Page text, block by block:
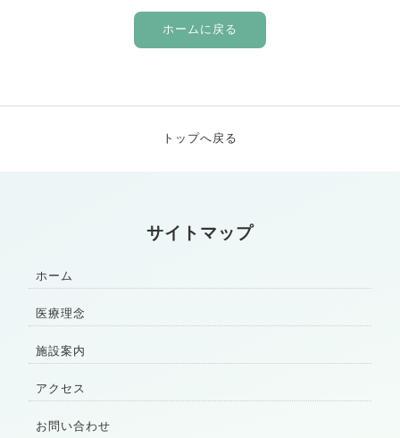
ホームに戻る
トップへ戻る
サイトマップ
ホーム
医療理念
施設案内
アクセス
お問い合わせ